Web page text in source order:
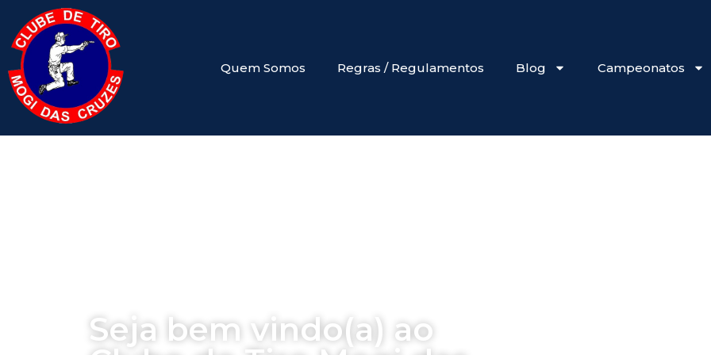
Quem Somos Regras / Regulamentos Blog Campeonatos
Seja bem vindo(a) ao